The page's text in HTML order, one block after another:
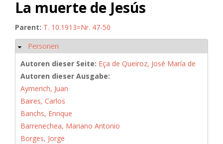
La muerte de Jesús
Parent: T. 10.1913=Nr. 47-50
Ausblenden
Personen
Autoren dieser Seite: Eça de Queiroz, José María de
Autoren dieser Ausgabe:
Aymerich, Juan
Baires, Carlos
Banchs, Enrique
Barrenechea, Mariano Antonio
Borges, Jorge